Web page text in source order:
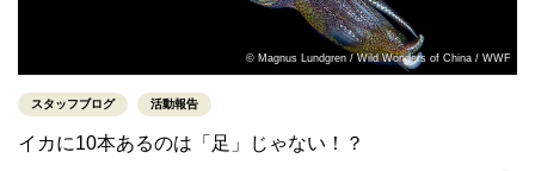
© Magnus Lundgren / Wild Wonders of China / WWF
スタッフブログ 活動報告
イカに10本あるのは「足」じゃない！？